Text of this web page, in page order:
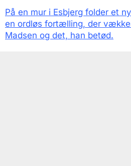
På en mur i Esbjerg folder et
en ordløs fortælling, der
Madsen og det, han betød.